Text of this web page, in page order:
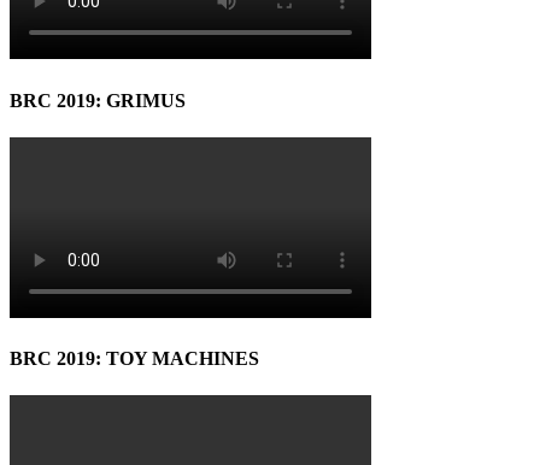
BRC 2019: GRIMUS
BRC 2019: TOY MACHINES